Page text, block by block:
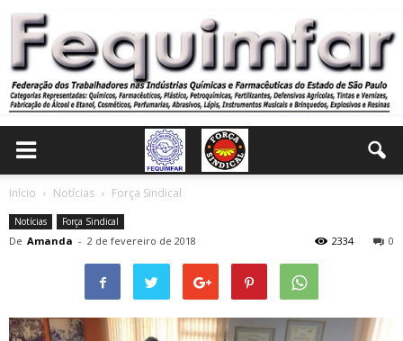
Início Notícias Força Sindical
Notícias Força Sindical
De Amanda - 2 de fevereiro de 2018 0
2334